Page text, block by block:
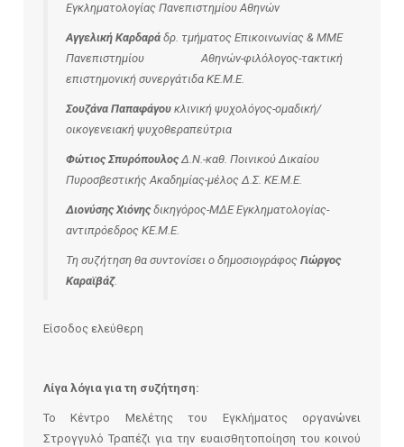
Εγκληματολογίας Πανεπιστημίου Αθηνών
Αγγελική Καρδαράδρ. τμήματος Επικοινωνίας & ΜΜΕ
Πανεπιστημίου Αθηνών-φιλόλογος-τακτική
επιστημονική συνεργάτιδα ΚΕ.Μ.Ε.
Σουζάνα Παπαφάγουκλινική ψυχολόγος-ομαδική/
οικογενειακή ψυχοθεραπεύτρια
Φώτιος ΣπυρόπουλοςΔ.Ν.-καθ. Ποινικού Δικαίου
Πυροσβεστικής Ακαδημίας-μέλος Δ.Σ. ΚΕ.Μ.Ε.
Διονύσης Χιόνηςδικηγόρος-ΜΔΕ Εγκληματολογίας-
αντιπρόεδρος ΚΕ.Μ.Ε.
Τη συζήτηση θα συντονίσει ο δημοσιογράφος Γιώργος
Καραϊβάζ.
Είσοδος ελεύθερη
Λίγα λόγια για τη συζήτηση:
Το Κέντρο Μελέτης του Εγκλήματος οργανώνει
Στρογγυλό Τραπέζι για την ευαισθητοποίηση του κοινού